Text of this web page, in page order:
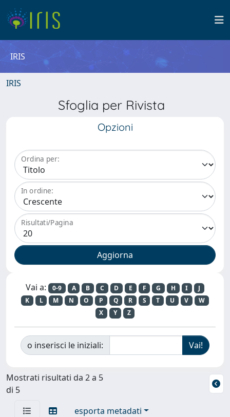
IRIS
IRIS
Sfoglia per Rivista
Opzioni
Ordina per:
In ordine:
Risultati/Pagina
Vai a: 0-9 A B C D E F G H I
J
K
L M N O P Q R S T U V
W
X
Y Z
o inserisci le iniziali:
Mostrati risultati da 2 a 5
di 5
esporta metadati